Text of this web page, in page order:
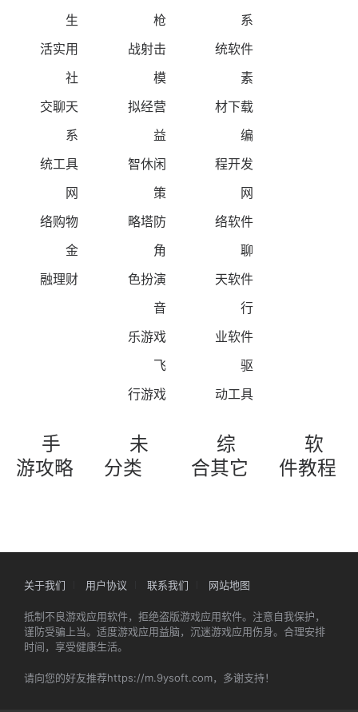
生
活实用
社
交聊天
系
统工具
网
络购物
金
融理财
枪
战射击
模
拟经营
益
智休闲
策
略塔防
角
色扮演
音
乐游戏
飞
行游戏
系
统软件
素
材下载
编
程开发
网
络软件
聊
天软件
行
业软件
驱
动工具
手
游攻略
未
分类
综
合其它
软
件教程
关于我们 用户协议 联系我们 网站地图
抵制不良游戏应用软件，拒绝盗版游戏应用软件。注意自我保护，
谨防受骗上当。适度游戏应用益脑，沉迷游戏应用伤身。合理安排
时间，享受健康生活。
请向您的好友推荐https://m.9ysoft.com，多谢支持！